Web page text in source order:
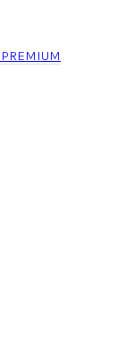
PREMIUM